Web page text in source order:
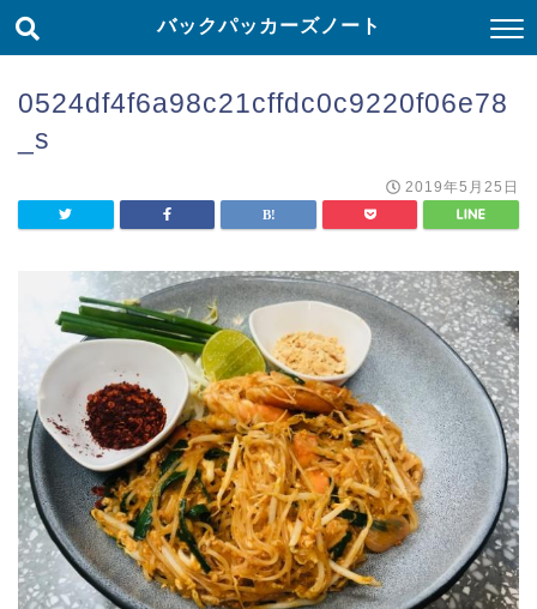
バックパッカーズノート
0524df4f6a98c21cffdc0c9220f06e78
_s
2019年5月25日